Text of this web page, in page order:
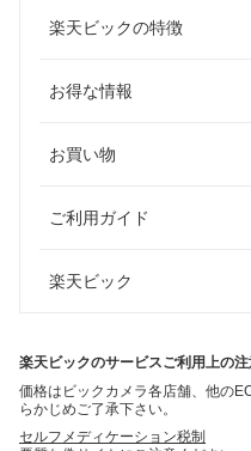
楽天ビックの特徴
お得な情報
お買い物
ご利用ガイド
楽天ビック
楽天ビックのサービスご利用上の
価格はビックカメラ各店舗、他の
らかじめご了承下さい。
セルフメディケーション税制